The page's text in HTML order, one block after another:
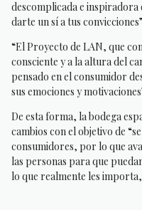
descomplicada e inspiradora
darte un sí a tus
“El Proyecto de LAN, que
consciente y a la altura del
pensado en el consumidor
sus emociones y
De esta forma, la bodega
cambios con el objetivo de
consumidores, por lo que
las personas para que
lo que realmente les importa,